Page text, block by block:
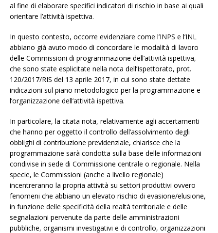
al fine di elaborare specifici indicatori di rischio in base ai quali
orientare l’attività ispettiva.
In questo contesto, occorre evidenziare come l’INPS e l’INL
abbiano già avuto modo di concordare le modalità di lavoro
delle Commissioni di programmazione dell’attività ispettiva,
che sono state esplicitate nella nota dell’Ispettorato, prot.
120/2017/RIS del 13 aprile 2017, in cui sono state dettate
indicazioni sul piano metodologico per la programmazione e
l’organizzazione dell’attività ispettiva.
In particolare, la citata nota, relativamente agli accertamenti
che hanno per oggetto il controllo dell’assolvimento degli
obblighi di contribuzione previdenziale, chiarisce che la
programmazione sarà condotta sulla base delle informazioni
condivise in sede di Commissione centrale o regionale. Nella
specie, le Commissioni (anche a livello regionale)
incentreranno la propria attività su settori produttivi ovvero
fenomeni che abbiano un elevato rischio di evasione/elusione,
in funzione delle specificità della realtà territoriale e delle
segnalazioni pervenute da parte delle amministrazioni
pubbliche, organismi investigativi e di controllo, organizzazioni